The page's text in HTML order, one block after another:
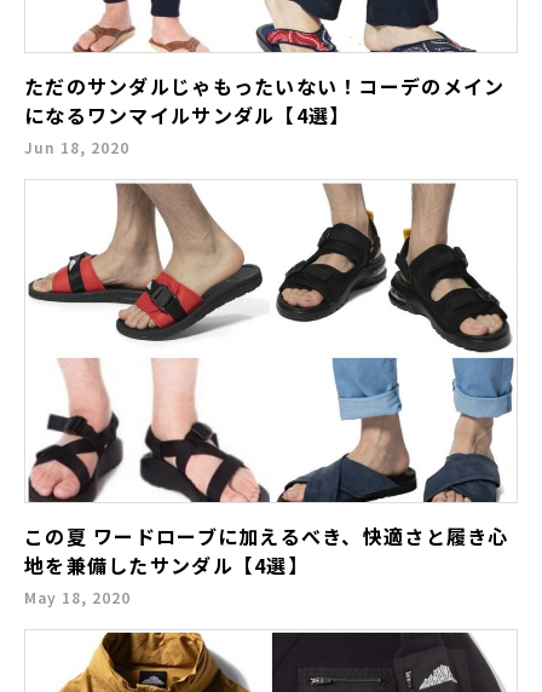
ただのサンダルじゃもったいない！コーデのメイン
になるワンマイルサンダル【4選】
Jun 18, 2020
この夏 ワードローブに加えるべき、快適さと履き心
地を兼備したサンダル【4選】
May 18, 2020